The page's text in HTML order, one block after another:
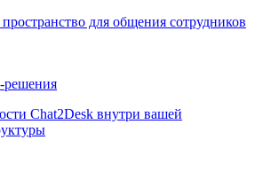
для общения сотрудников
решения
Chat2Desk внутри вашей